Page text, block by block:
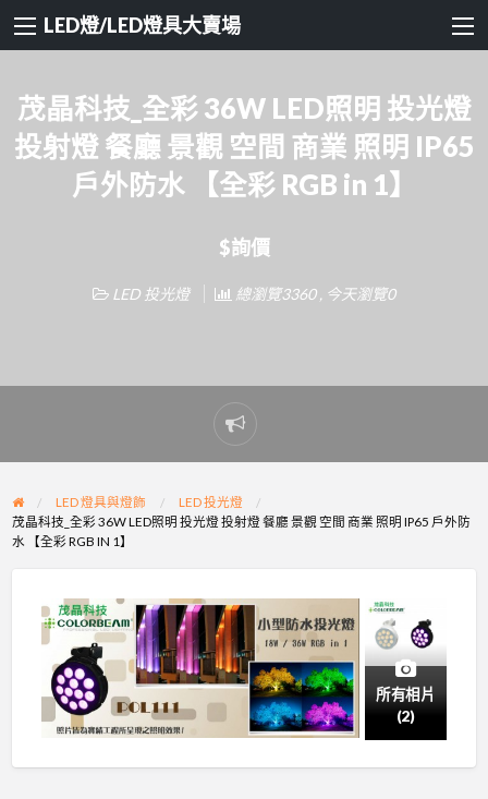
LED燈/LED燈具大賣場
茂晶科技_全彩 36W LED照明 投光燈
投射燈 餐廳 景觀 空間 商業 照明 IP65
戶外防水 【全彩 RGB in 1】
$詢價
LED 投光燈 總瀏覽3360 , 今天瀏覽0
Report
problem
LED 燈具與燈飾
LED 投光燈
茂晶科技_全彩 36W LED照明 投光燈 投射燈 餐廳 景觀 空間 商業 照明 IP65 戶外防
水 【全彩 RGB IN 1】
所有相片
(2)